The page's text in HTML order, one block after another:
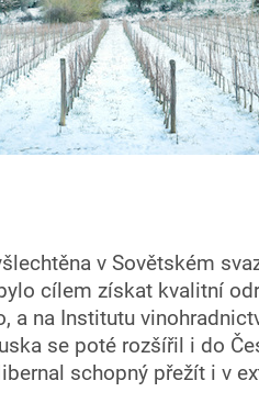
v Sovětském
cílem získat kvalitní
a na Institutu
se poté rozšířil i do
schopný přežít i v